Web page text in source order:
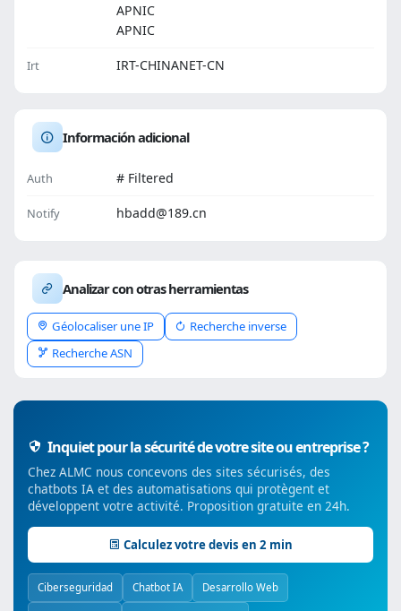
APNIC
APNIC
Irt IRT-CHINANET-CN
Información adicional
Auth # Filtered
Notify hbadd@189.cn
Analizar con otras herramientas
Géolocaliser une IP
Recherche inverse
Recherche ASN
Inquiet pour la sécurité de votre site ou entreprise ?
Chez ALMC nous concevons des sites sécurisés, des
chatbots IA et des automatisations qui protègent et
développent votre activité. Proposition gratuite en 24h.
Calculez votre devis en 2 min
Ciberseguridad Chatbot IA Desarrollo Web